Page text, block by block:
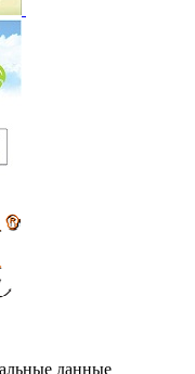
данные